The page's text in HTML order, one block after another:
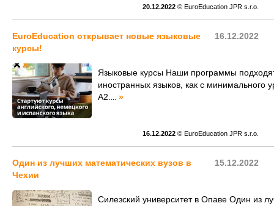
20.12.2022 © EuroEducation JPR s.r.o.
16.12.2022
EuroEducation открывает новые языковые
курсы!
Языковые курсы Наши программы
иностранных языков, как с минимального
А2.
»
16.12.2022 © EuroEducation JPR s.r.o.
15.12.2022
Один из лучших математических вузов в
Чехии
Силезский университет в Опаве Один из